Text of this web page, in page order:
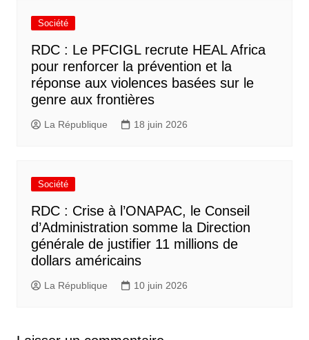
Société
RDC : Le PFCIGL recrute HEAL Africa
pour renforcer la prévention et la
réponse aux violences basées sur le
genre aux frontières
La République 18 juin 2026
Société
RDC : Crise à l’ONAPAC, le Conseil
d’Administration somme la Direction
générale de justifier 11 millions de
dollars américains
La République 10 juin 2026